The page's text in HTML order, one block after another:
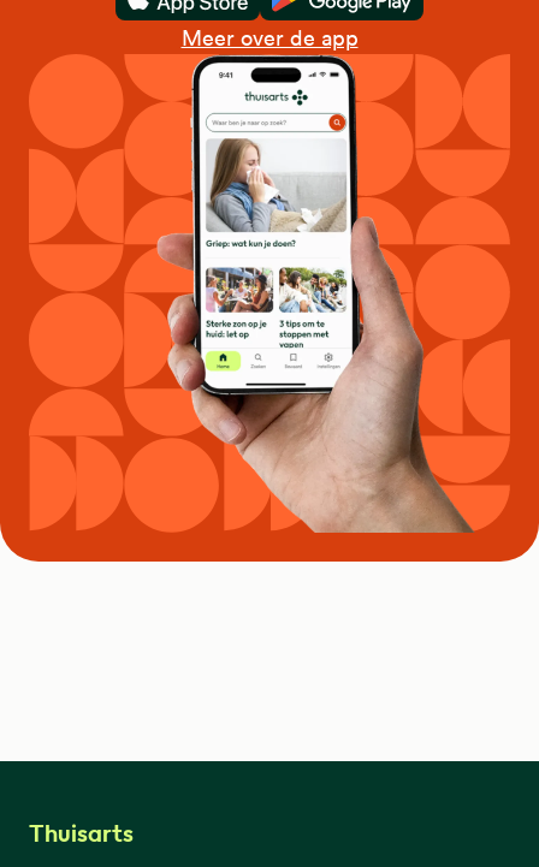
Download in de App Store
Download in de
Meer over de app
Thuisarts